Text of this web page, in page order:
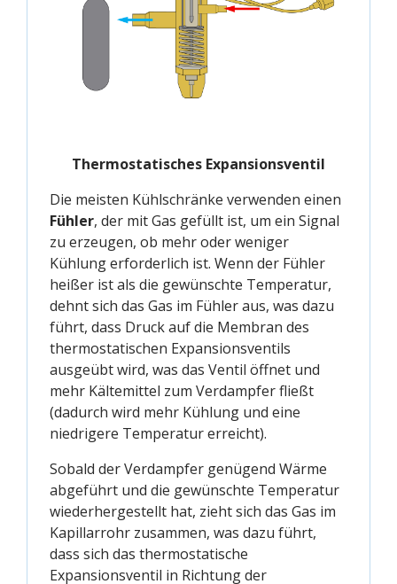
Thermostatisches Expansionsventil
Die meisten Kühlschränke verwenden einen
Fühler, der mit Gas gefüllt ist, um ein Signal
zu erzeugen, ob mehr oder weniger
Kühlung erforderlich ist. Wenn der Fühler
heißer ist als die gewünschte Temperatur,
dehnt sich das Gas im Fühler aus, was dazu
führt, dass Druck auf die Membran des
thermostatischen Expansionsventils
ausgeübt wird, was das Ventil öffnet und
mehr Kältemittel zum Verdampfer fließt
(dadurch wird mehr Kühlung und eine
niedrigere Temperatur erreicht).
Sobald der Verdampfer genügend Wärme
abgeführt und die gewünschte Temperatur
wiederhergestellt hat, zieht sich das Gas im
Kapillarrohr zusammen, was dazu führt,
dass sich das thermostatische
Expansionsventil in Richtung der